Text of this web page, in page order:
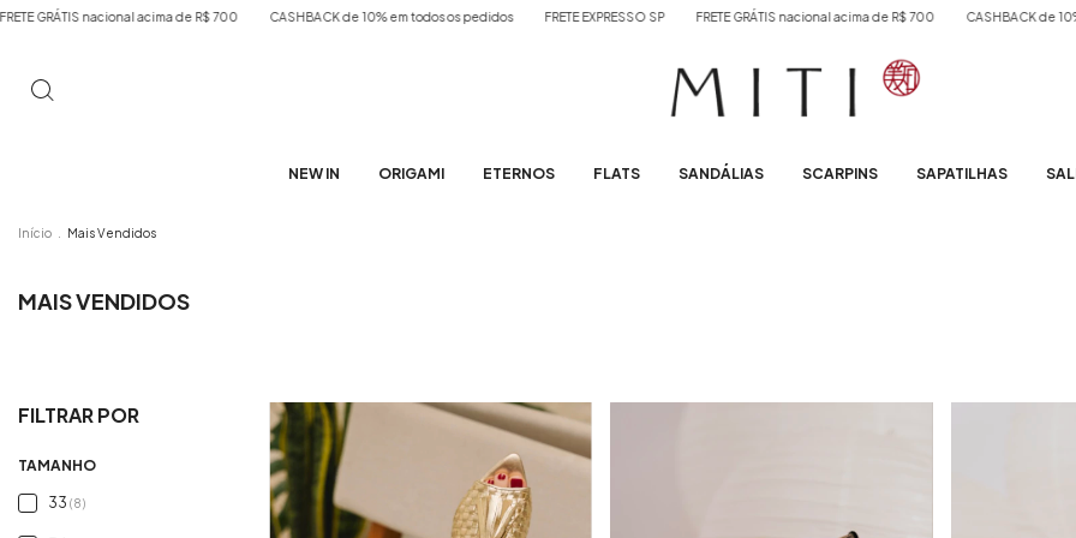
acima de R$ 700 CASHBACK de 10% em todos os pedidos FRETE EXPRESSO SP FRETE GRÁTIS nacional acima de R$ 700 CASHBACK de 10% em todos os
NEW IN ORIGAMI ETERNOS FLATS SANDÁLIAS SCARPINS SAPATILHAS
Início Mais Vendidos
MAIS VENDIDOS
FILTRAR POR
TAMANHO
33 (8)